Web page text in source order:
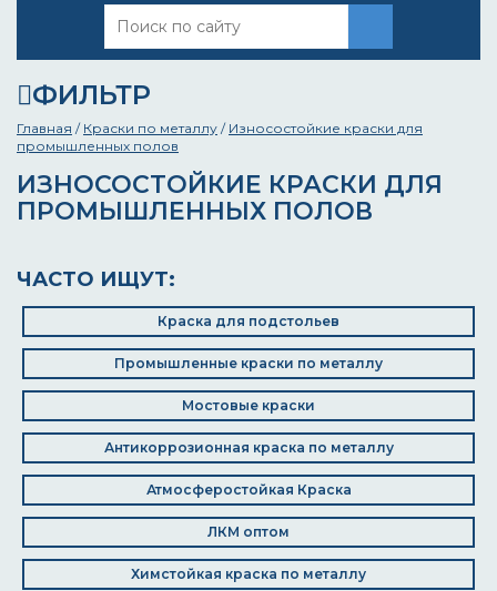
ФИЛЬТР
Главная / Краски по металлу / Износостойкие краски для
промышленных полов
ИЗНОСОСТОЙКИЕ КРАСКИ ДЛЯ
ПРОМЫШЛЕННЫХ ПОЛОВ
ЧАСТО ИЩУТ:
Краска для подстольев
Промышленные краски по металлу
Мостовые краски
Антикоррозионная краска по металлу
Атмосферостойкая Краска
ЛКМ оптом
Химстойкая краска по металлу